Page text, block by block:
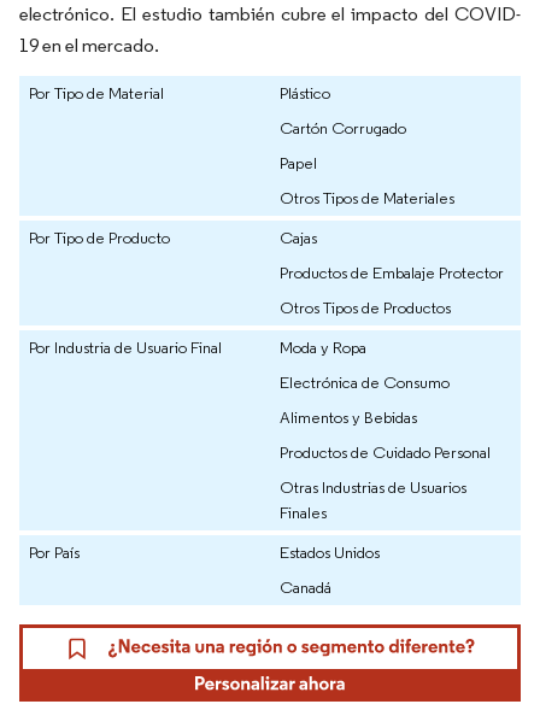
electrónico. El estudio también cubre el impacto del COVID-
19 en el mercado.
Por Tipo de Material
Plástico
Cartón Corrugado
Papel
Otros Tipos de Materiales
Por Tipo de Producto
Cajas
Productos de Embalaje Protector
Otros Tipos de Productos
Por Industria de Usuario Final
Moda y Ropa
Electrónica de Consumo
Alimentos y Bebidas
Productos de Cuidado Personal
Otras Industrias de Usuarios
Finales
Por País
Estados Unidos
Canadá